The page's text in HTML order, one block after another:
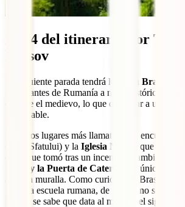
Día 4 del itinerario por
Brasov
La siguiente parada tendrá lugar en Brasov
,
interesantes de Rumanía a nivel histórico,
durante el medievo, lo que dio lugar a un
remarcable.
Entre los lugares más llamativos se encuentran
(Piata Sfatului) y la Iglesia Negra
, que recibe
color que tomó tras un incendio. También, la
Sforii y la Puerta de Caterina
, la única que
antigua muralla. Como curiosidad, Brasov
primera escuela rumana, de la cual no se
pero sí se sabe que data al menos del siglo XI.